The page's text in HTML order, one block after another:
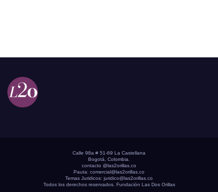
Calle 98a # 51-69 La Castellana
Bogotá, Colombia.
contacto @las2orillas.co
Pauta: comercial@las2orillas.co
Temas Juridicos: juridico@las2orillas.co
Todos los derechos reservados. Fundación Las Dos Orillas